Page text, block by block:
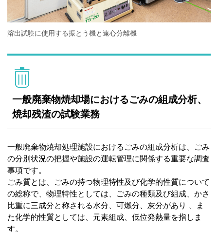
溶出試験に使用する振とう機と遠心分離機
一般廃棄物焼却場におけるごみの組成分析、
焼却残渣の試験業務
一般廃棄物焼却処理施設におけるごみの組成分析は、ごみ
の分別状況の把握や施設の運転管理に関係する重要な調査
事項です。
ごみ質とは、ごみの持つ物理特性及び化学的性質について
の総称で、物理特性としては、ごみの種類及び組成、かさ
比重に三成分と称される水分、可燃分、灰分があり 、ま
た化学的性質としては、元素組成、低位発熱量を指しま
す。